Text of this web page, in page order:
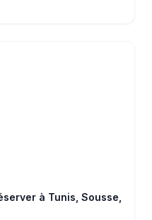
à Tunis, Sousse,